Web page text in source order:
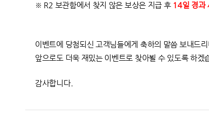
※ R2 보관함에서 찾지 않은 보상은 지급 후 14일 경과
이벤트에 당첨되신 고객님들에게 축하의 말씀 보내드리
앞으로도 더욱 재밌는 이벤트로 찾아뵐 수 있도록 하겠
감사합니다.